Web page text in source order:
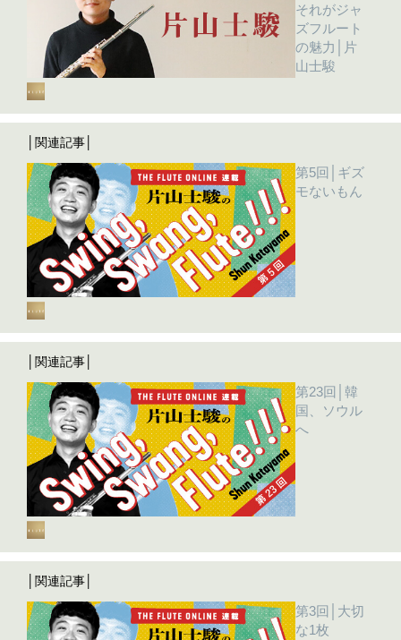
それがジャ
ズフルート
の魅力│片
山士駿
│関連記事│
第5回│ギズ
モないもん
│関連記事│
第23回│韓
国、ソウル
へ
│関連記事│
第3回│大切
な1枚